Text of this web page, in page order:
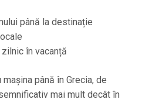
până la destinație
în vacanță
până în Grecia, de
mai mult decât în